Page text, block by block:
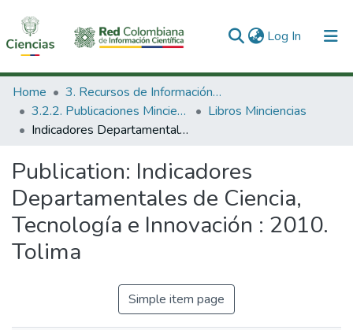
Log In (current)
Communities & Collections
All of DSpace
Home
3. Recursos de Información Científica y Tecnológica
3.2.2. Publicaciones Minciencias
Libros Minciencias
Indicadores Departamentales de Ciencia, Tecnología e Innovación : 2010. Tolima
Publication: Indicadores
Departamentales de Ciencia,
Tecnología e Innovación : 2010.
Tolima
Simple item page